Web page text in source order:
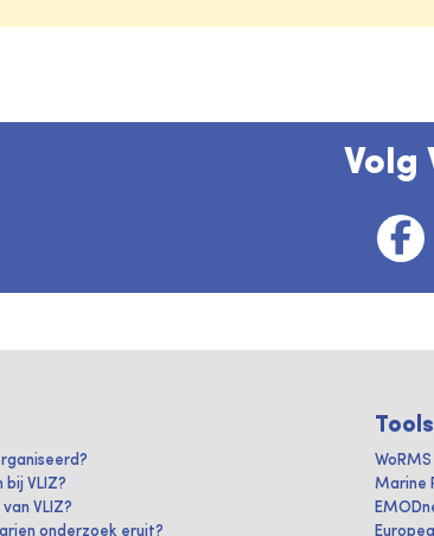
Volg
VLIZ?
VLIZ?
onderzoek eruit?
WoRMS
Marine